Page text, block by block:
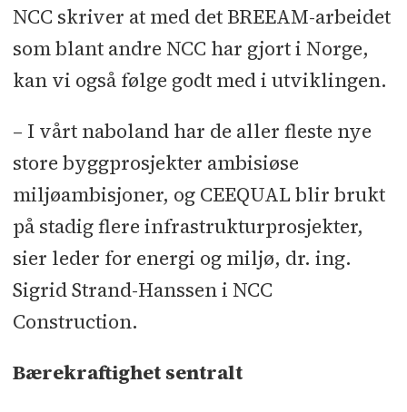
NCC skriver at med det BREEAM-arbeidet
som blant andre NCC har gjort i Norge,
kan vi også følge godt med i utviklingen.
– I vårt naboland har de aller fleste nye
store byggprosjekter ambisiøse
miljøambisjoner, og CEEQUAL blir brukt
på stadig flere infrastrukturprosjekter,
sier leder for energi og miljø, dr. ing.
Sigrid Strand-Hanssen i NCC
Construction.
Bærekraftighet sentralt